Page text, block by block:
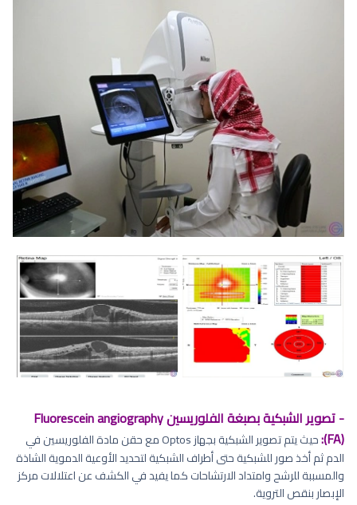
- تصوير الشبكية بصبغة الفلوريسين Fluorescein angiography
(FA):
حيث يتم تصوير الشبكية بجهاز Optos مع حقن مادة الفلوريسين في
الدم ثم أخذ صور للشبكية حتى أطراف الشبكية لتحديد الأوعية الدموية الشاذة
والمسببة للرشح وامتداد الارتشاحات كما يفيد في الكشف عن اعتلالات مركز
الإبصار بنقص التروية.